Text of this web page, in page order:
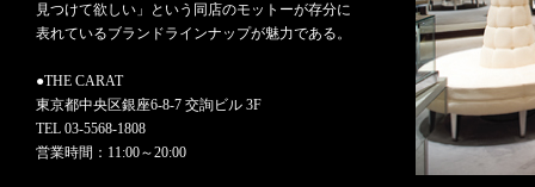
見つけて欲しい」という同店のモットーが存分に
表れているブランドラインナップが魅力である。
●THE CARAT
東京都中央区銀座6-8-7 交詢ビル 3F
TEL 03-5568-1808
営業時間：11:00～20:00